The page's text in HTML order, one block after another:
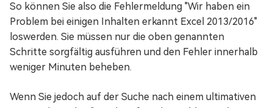
So können Sie also die Fehlermeldung "Wir haben ein
Problem bei einigen Inhalten erkannt Excel 2013/2016"
loswerden. Sie müssen nur die oben genannten
Schritte sorgfältig ausführen und den Fehler innerhalb
weniger Minuten beheben.
Wenn Sie jedoch auf der Suche nach einem ultimativen